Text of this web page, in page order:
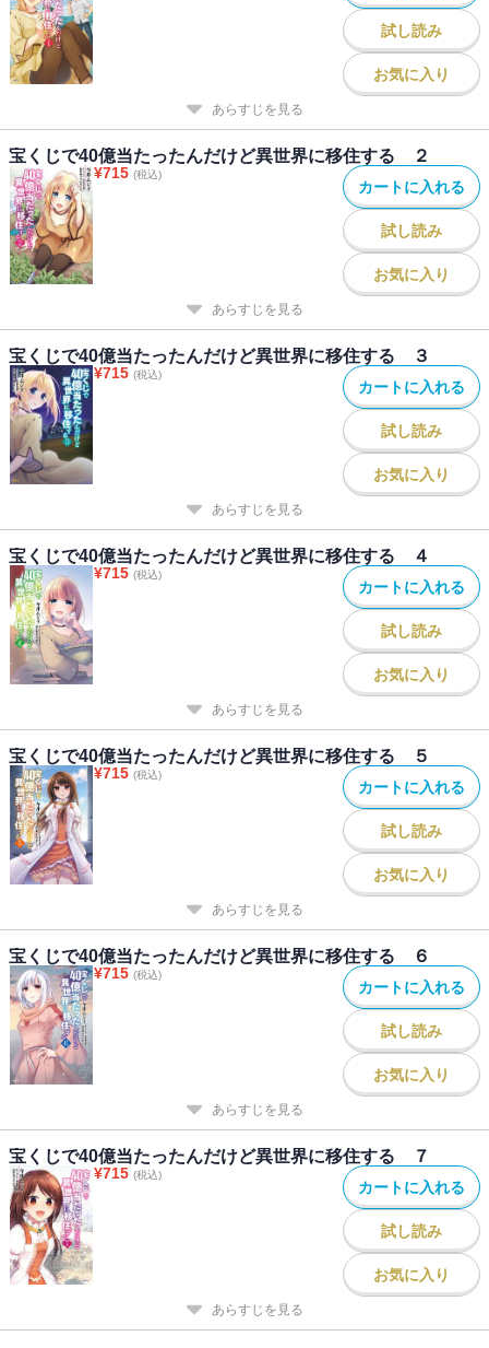
試し読み
お気に入り
あらすじを見る
宝くじで40億当たったんだけど異世界に移住する ２
¥715 (税込)
カートに入れる
試し読み
お気に入り
あらすじを見る
宝くじで40億当たったんだけど異世界に移住する ３
¥715 (税込)
カートに入れる
試し読み
お気に入り
あらすじを見る
宝くじで40億当たったんだけど異世界に移住する ４
¥715 (税込)
カートに入れる
試し読み
お気に入り
あらすじを見る
宝くじで40億当たったんだけど異世界に移住する ５
¥715 (税込)
カートに入れる
試し読み
お気に入り
あらすじを見る
宝くじで40億当たったんだけど異世界に移住する ６
¥715 (税込)
カートに入れる
試し読み
お気に入り
あらすじを見る
宝くじで40億当たったんだけど異世界に移住する ７
¥715 (税込)
カートに入れる
試し読み
お気に入り
あらすじを見る